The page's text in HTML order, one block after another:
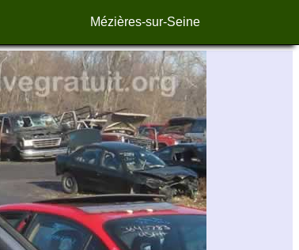
Mézières-sur-Seine